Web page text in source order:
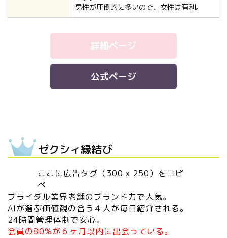
男性が圧倒的に多いので、女性は有利。
詳細ページ
公式ページ
ゼクシィ縁結び
ここに広告タグ（300 x 250）をコピ
ペ
ブライダル業界老舗のブランド力で人気。
AIが選ぶ価値観の合う４人が毎日紹介される。
24時間管理体制で安心。
会員の80%が６ヶ月以内に出会っている。